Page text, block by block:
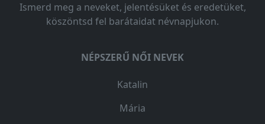
Ismerd meg a neveket, jelentésüket és eredetüket,
köszöntsd fel barátaidat névnapjukon.
NÉPSZERŰ NŐI NEVEK
Katalin
Mária